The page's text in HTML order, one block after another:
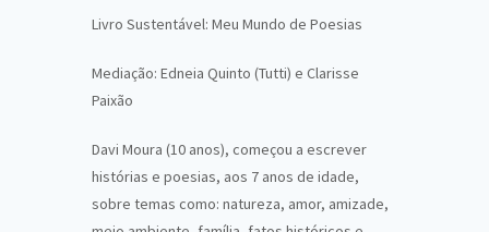
Livro Sustentável: Meu Mundo de Poesias
Mediação: Edneia Quinto (Tutti) e Clarisse
Paixão
Davi Moura (10 anos), começou a escrever
histórias e poesias, aos 7 anos de idade,
sobre temas como: natureza, amor, amizade,